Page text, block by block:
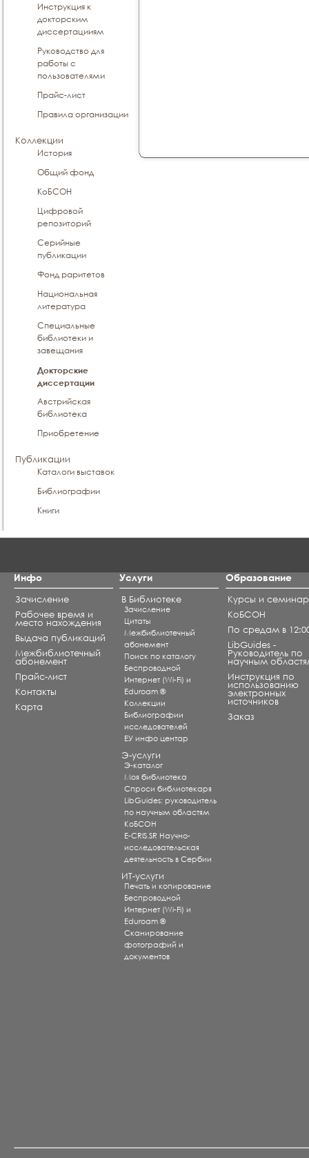
Инструкция к
докторским
диссертацииям
Руководство для
работы с
пользователями
Прайс-лист
Правила организации
Коллекции
История
Общий фонд
КоБСОН
Цифровой
репозиторий
Серийные
публикации
Фонд раритетов
Национальная
литература
Специальные
библиотеки и
завещания
Докторские
диссертации
Австрийская
библиотека
Приобретение
Публикации
Каталоги выставок
Библиографии
Книги
Инфо
Зачисление
Рабочее время и
место нахождения
Выдача публикаций
Межбиблиотечный
абонемент
Прайс-лист
Контакты
Карта
Услуги
В Библиотеке
Зачисление
Цитаты
Межбиблиотечный
абонемент
Поиск по каталогу
Беспроводной
Интернет (Wi-Fi) и
Eduroam ®
Коллекции
Библиографии
исследователей
ЕУ инфо центар
Э-услуги
Э-каталог
Моя библиотека
Спроси библиотекаря
LibGuides: руководитель
по научным областям
КоБСОН
E-CRIS.SR Научно-
исследовательская
деятельность в Сербии
ИТ-услуги
Печать и копирование
Беспроводной
Интернет (Wi-Fi) и
Eduroam ®
Сканирование
фотографий и
документов
Образование
Курсы и
КоБСОН
По средам в
LibGuides -
Руководитель по
научным
Инструкция по
использованию
электронных
источников
Заказ